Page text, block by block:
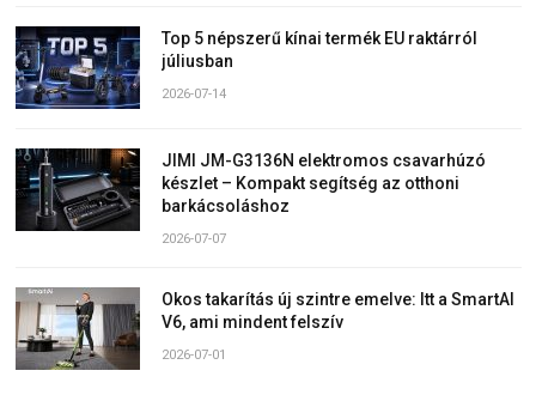
Top 5 népszerű kínai termék EU raktárról
júliusban
2026-07-14
JIMI JM-G3136N elektromos csavarhúzó
készlet – Kompakt segítség az otthoni
barkácsoláshoz
2026-07-07
Okos takarítás új szintre emelve: Itt a SmartAI
V6, ami mindent felszív
2026-07-01